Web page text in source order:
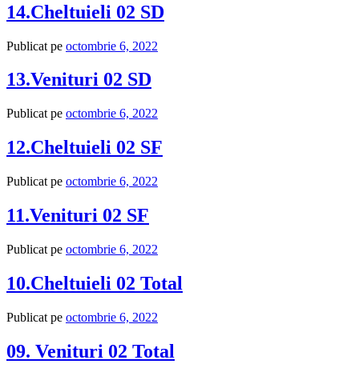
14.Cheltuieli 02 SD
Publicat pe octombrie 6, 2022
13.Venituri 02 SD
Publicat pe octombrie 6, 2022
12.Cheltuieli 02 SF
Publicat pe octombrie 6, 2022
11.Venituri 02 SF
Publicat pe octombrie 6, 2022
10.Cheltuieli 02 Total
Publicat pe octombrie 6, 2022
09. Venituri 02 Total